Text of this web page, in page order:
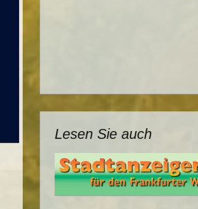
Lesen Sie auch